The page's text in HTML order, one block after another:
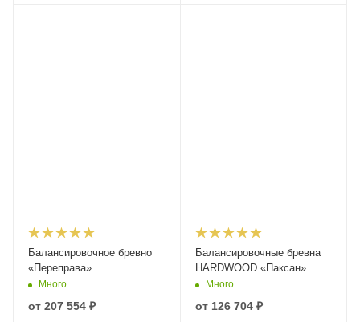
Балансировочное бревно
«Переправа»
Много
от 207 554 ₽
Балансировочные бревна
HARDWOOD «Паксан»
Много
от 126 704 ₽